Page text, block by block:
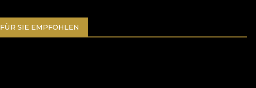
FÜR SIE EMPFOHLEN